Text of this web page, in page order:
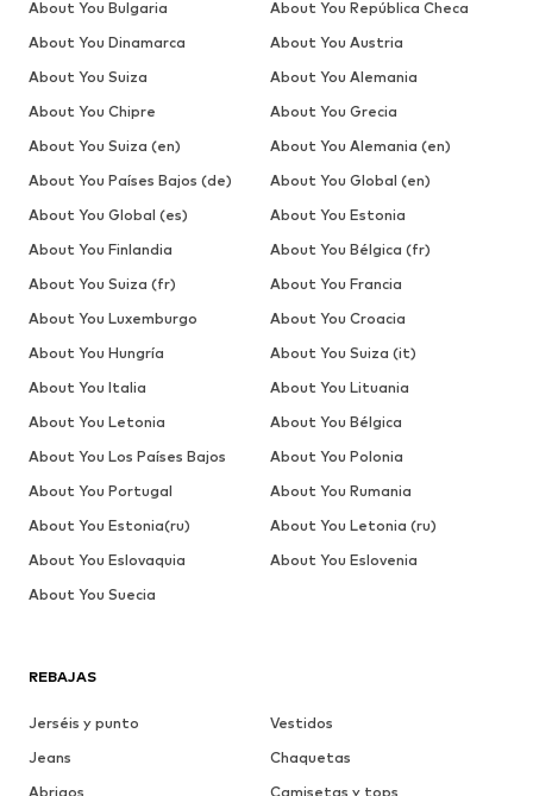
REBAJAS
Jerséis y punto
Vestidos
Jeans
Chaquetas
Abrigos
Camisetas y tops
About You Bulgaria
About You República Checa
About You Dinamarca
About You Austria
About You Suiza
About You Alemania
About You Chipre
About You Grecia
About You Suiza (en)
About You Alemania (en)
About You Países Bajos (de)
About You Global (en)
About You Global (es)
About You Estonia
About You Finlandia
About You Bélgica (fr)
About You Suiza (fr)
About You Francia
About You Luxemburgo
About You Croacia
About You Hungría
About You Suiza (it)
About You Italia
About You Lituania
About You Letonia
About You Bélgica
About You Los Países Bajos
About You Polonia
About You Portugal
About You Rumania
About You Estonia(ru)
About You Letonia (ru)
About You Eslovaquia
About You Eslovenia
About You Suecia